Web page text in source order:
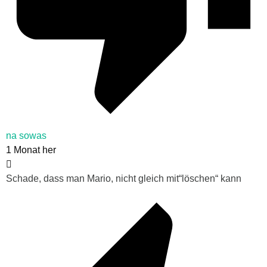
na sowas
1 Monat her
Schade, dass man Mario, nicht gleich mit“löschen“ kann